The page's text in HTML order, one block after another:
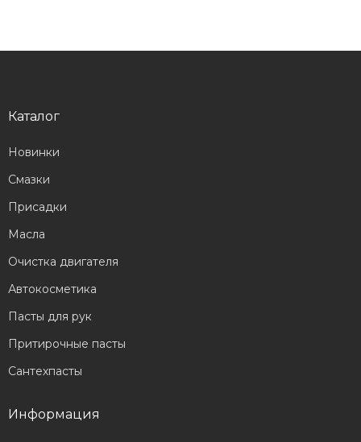
Каталог
Новинки
Смазки
Присадки
Масла
Очистка двигателя
Автокосметика
Пасты для рук
Притирочные пасты
Сантехпасты
Информация